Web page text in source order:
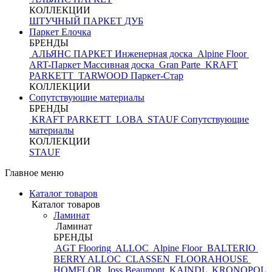
КОЛЛЕКЦИИ
ШТУЧНЫЙ ПАРКЕТ ДУБ
Паркет Елочка
БРЕНДЫ
АЛЬЯНС ПАРКЕТ Инженерная доска Alpine Floor
ART-Паркет Массивная доска Gran Parte KRAFT
PARKETT TARWOOD Паркет-Стар
КОЛЛЕКЦИИ
Сопутствующие материалы
БРЕНДЫ
KRAFT PARKETT LOBA STAUF Сопутствующие
материалы
КОЛЛЕКЦИИ
STAUF
Главное меню
Каталог товаров
Каталог товаров
Ламинат
Ламинат
БРЕНДЫ
AGT Flooring ALLOC Alpine Floor BALTERIO
BERRY ALLOC CLASSEN FLOORAHOUSE
HOMFLOR
Joss Beaumont KAINDL KRONOPOL